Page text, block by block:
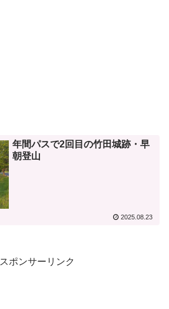
年間パスで2回目の竹田城跡・早
朝登山
2025.08.23
スポンサーリンク